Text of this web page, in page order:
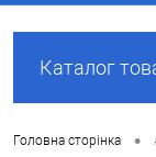
Каталог
Головна сторінка •